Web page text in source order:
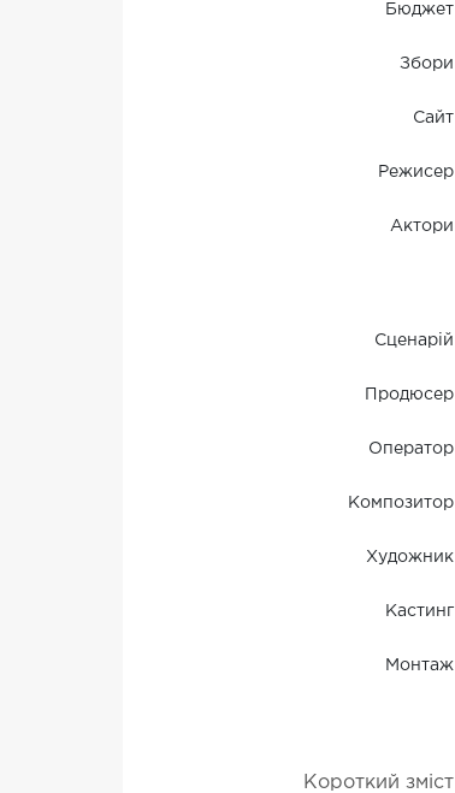
Бюджет
Збори
Сайт
Режисер
Актори
Сценарій
Продюсер
Оператор
Композитор
Художник
Кастинг
Монтаж
Короткий зміст